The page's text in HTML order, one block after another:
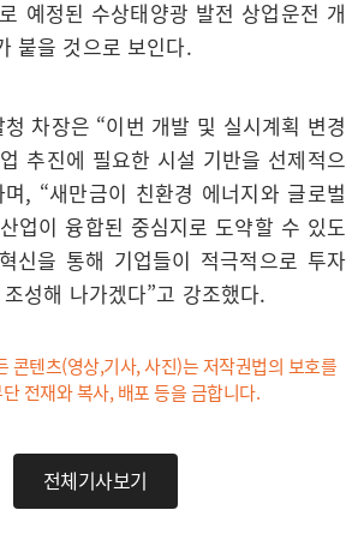
예정된 수상태양광 발전 상업운전 개
붙을 것으로 보인다.
차장은 “이번 개발 및 실시계획 변경
추진에 필요한 시설 기반을 선제적으
, “새만금이 친환경 에너지와 글로벌
업이 융합된 중심지로 도약할 수 있도
신을 통해 기업들이 적극적으로 투자
성해 나가겠다”고 강조했다.
콘텐츠(영상,기사, 사진)는 저작권법의 보호를
전재와 복사, 배포 등을 금합니다.
전체기사보기